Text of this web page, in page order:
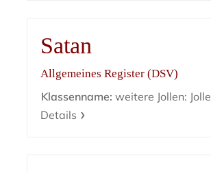
Satan
Allgemeines Register (DSV)
Klassenname: weitere Jollen: Jolle
Details